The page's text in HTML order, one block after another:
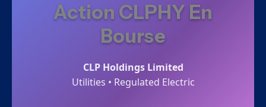
Action CLPHY En
Bourse
CLP Holdings Limited
Utilities • Regulated Electric